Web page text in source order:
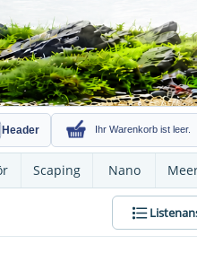
Header Ihr Warenkorb ist leer.
Scaping Nano